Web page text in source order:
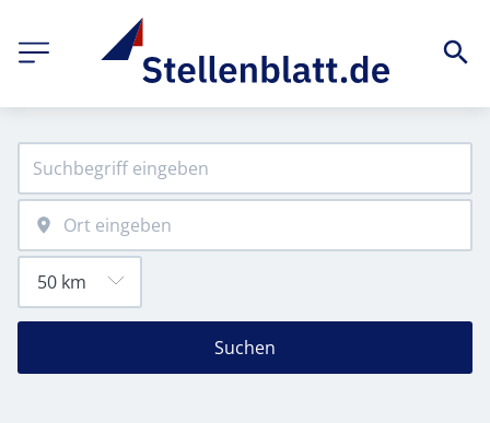
Suchen